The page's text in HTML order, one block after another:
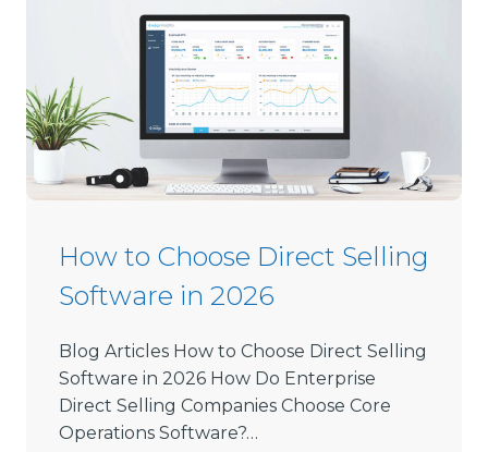
How to Choose Direct Selling
Software in 2026
Blog Articles How to Choose Direct Selling
Software in 2026 How Do Enterprise
Direct Selling Companies Choose Core
Operations Software?…